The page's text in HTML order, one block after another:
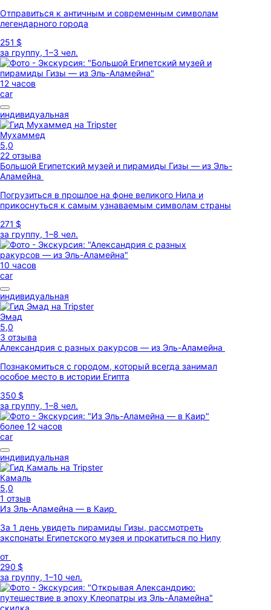
Отправиться к античным и современным символам
легендарного города
251 $
за группу, 1–3 чел.
12 часов
car
индивидуальная
Мухаммед
5,0
22 отзыва
Большой Египетский музей и пирамиды Гизы — из Эль-
Аламейна
Погрузиться в прошлое на фоне великого Нила и
прикоснуться к самым узнаваемым символам страны
271 $
за группу, 1–8 чел.
10 часов
car
индивидуальная
Эмад
5,0
3 отзыва
Александрия с разных ракурсов — из Эль-Аламейна
Познакомиться с городом, который всегда занимал
особое место в истории Египта
350 $
за группу, 1–8 чел.
более 12 часов
car
индивидуальная
Камаль
5,0
1 отзыв
Из Эль-Аламейна — в Каир
За 1 день увидеть пирамиды Гизы, рассмотреть
экспонаты Египетского музея и прокатиться по Нилу
от
290 $
за группу, 1–10 чел.
скидка